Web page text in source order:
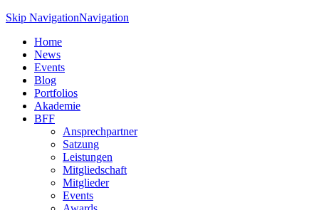
Skip NavigationNavigation
Home
News
Events
Blog
Portfolios
Akademie
BFF
Ansprechpartner
Satzung
Leistungen
Mitgliedschaft
Mitglieder
Events